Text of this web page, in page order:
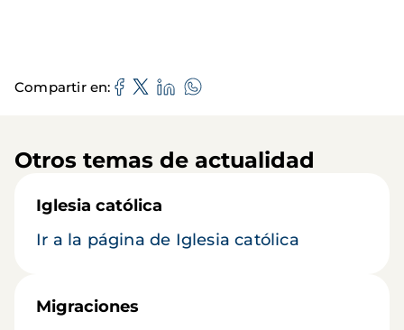
Compartir en
Otros temas de actualidad
Iglesia católica
Ir a la página de Iglesia católica
Migraciones